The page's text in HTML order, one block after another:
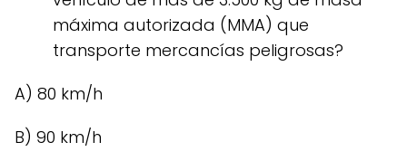
máxima autorizada (MMA) que
transporte mercancías peligrosas?
A) 80 km/h
B) 90 km/h